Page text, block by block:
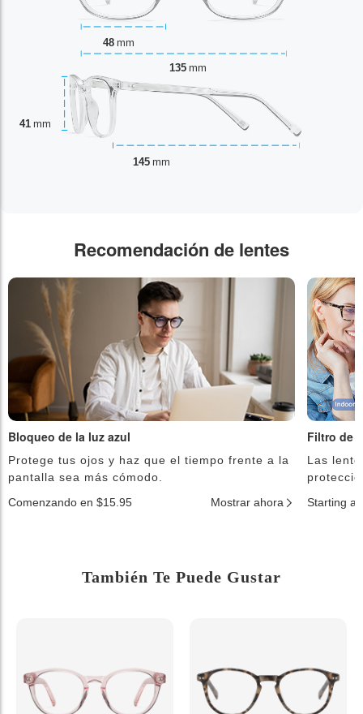
48 mm
41 mm
135 mm
145 mm
Recomendación de lentes
Bloqueo de la luz azul
Protege tus ojos y haz que el tiempo frente a la
pantalla sea más cómodo.
Comenzando en $15.95
Mostrar ahora
Filtro de
Las
Starting at
También Te Puede Gustar